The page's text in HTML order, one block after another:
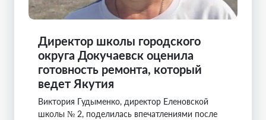
Директор школы городского
округа Докучаевск оценила
готовность ремонта, который
ведет Якутия
Виктория Гудыменко, директор Еленовской
школы № 2, поделилась впечатлениями после